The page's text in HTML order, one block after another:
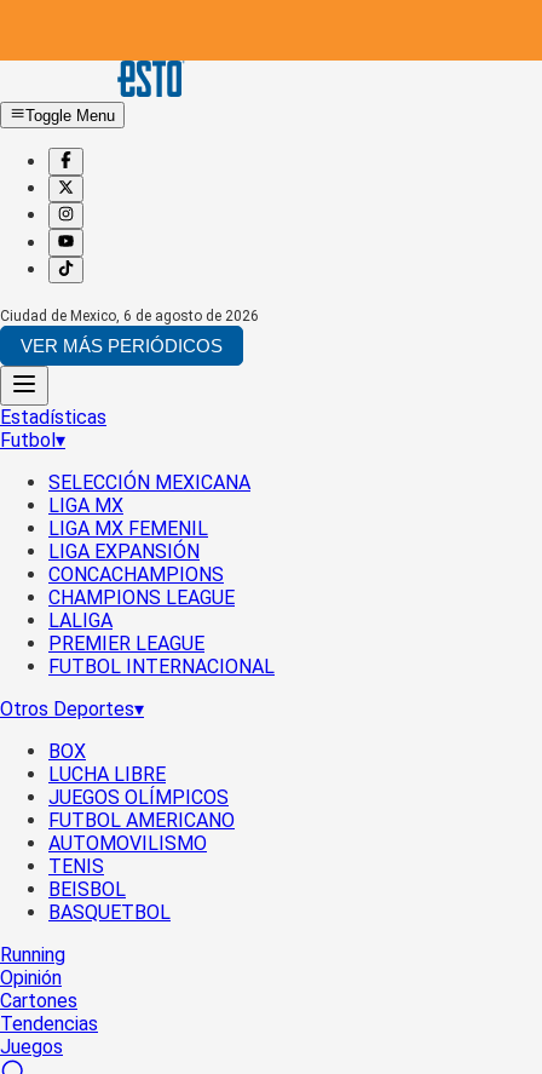
Toggle Menu
Ciudad de Mexico, 6 de agosto de 2026
VER MÁS PERIÓDICOS
Estadísticas
Futbol▾
SELECCIÓN MEXICANA
LIGA MX
LIGA MX FEMENIL
LIGA EXPANSIÓN
CONCACHAMPIONS
CHAMPIONS LEAGUE
LALIGA
PREMIER LEAGUE
FUTBOL INTERNACIONAL
Otros Deportes▾
BOX
LUCHA LIBRE
JUEGOS OLÍMPICOS
FUTBOL AMERICANO
AUTOMOVILISMO
TENIS
BEISBOL
BASQUETBOL
Running
Opinión
Cartones
Tendencias
Juegos